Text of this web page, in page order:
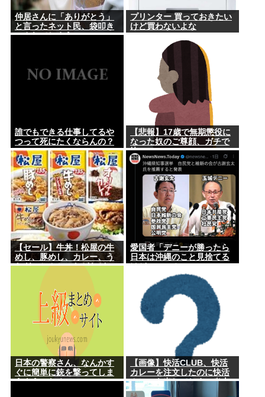
仲居さんに「ありがとう」
と言ったネット民、袋叩き
にされてしまう…
プリンター 買っておきたい
けど買わないよな
誰でもできる仕事してるや
つって死にたくならんの？
【悲報】17歳で無期懲役に
なった奴のご尊顔、ガチで
怖い
【セール】牛丼！松屋の牛
めし、豚めし、カレー、う
なぎ、とんかつなどなどの
愛国者「デニーが勝ったら
日本は沖縄のこと見捨てる
日本の警察さん、なんかす
ぐに簡単に銃を撃ってしま
うようになる…
【画像】快活CLUB、快活
カレーを注文したのに快活
カレーを出してしまい炎上
ｗｗｗ